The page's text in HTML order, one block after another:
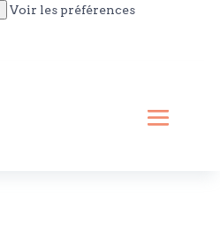
Voir les préférences